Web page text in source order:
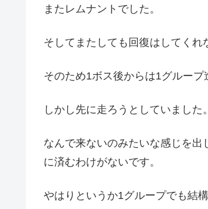
またレムナントでした。
そしてまたしても回復はしてくれ
そのため1ボス後からは1グループ
しかし先に走ろうとしていました。
なんで来ないのみたいな感じを
に済むわけがないです。
やはりというか1グループでも結